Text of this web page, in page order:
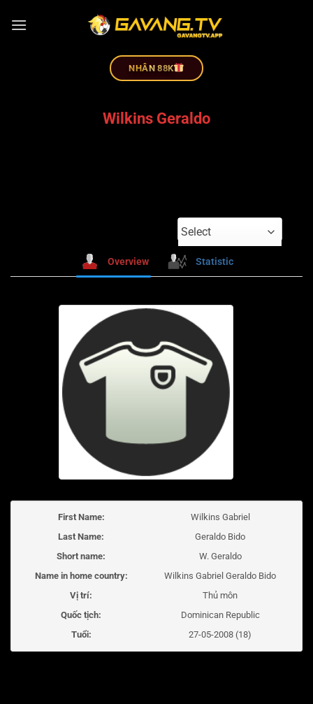
NHÂN 88K
Wilkins Geraldo
Select
Overview Statistic
First Name:
Wilkins Gabriel
Last Name:
Geraldo Bido
Short name:
W. Geraldo
Name in home country:
Wilkins Gabriel Geraldo Bido
Vị trí:
Thủ môn
Quốc tịch:
Dominican Republic
Tuổi:
27-05-2008 (18)